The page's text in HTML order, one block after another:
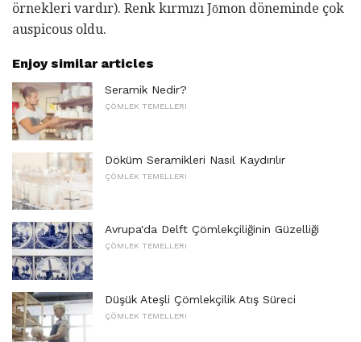
örnekleri vardır). Renk kırmızı Jōmon döneminde çok
auspicous oldu.
Enjoy similar articles
Seramik Nedir?
ÇÖMLEK TEMELLERI
Döküm Seramikleri Nasıl Kaydırılır
ÇÖMLEK TEMELLERI
Avrupa'da Delft Çömlekçiliğinin Güzelliği
ÇÖMLEK TEMELLERI
Düşük Ateşli Çömlekçilik Atış Süreci
ÇÖMLEK TEMELLERI